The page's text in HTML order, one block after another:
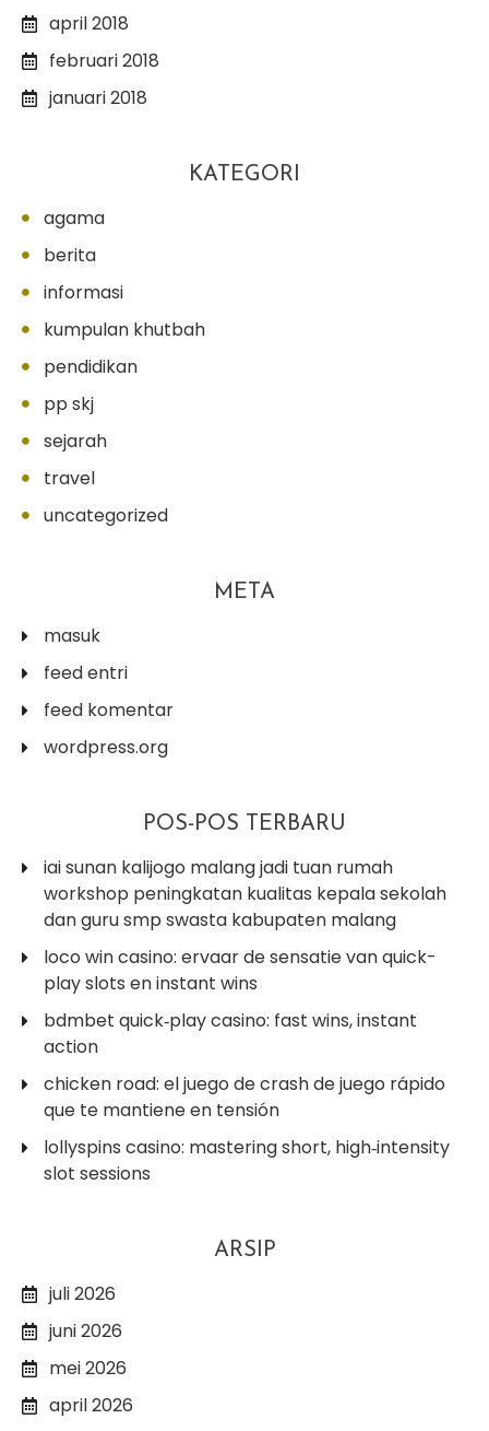
april 2018
februari 2018
januari 2018
KATEGORI
agama
berita
informasi
kumpulan khutbah
pendidikan
pp skj
sejarah
travel
uncategorized
META
masuk
feed entri
feed komentar
wordpress.org
POS-POS TERBARU
iai sunan kalijogo malang jadi tuan rumah
workshop peningkatan kualitas kepala sekolah
dan guru smp swasta kabupaten malang
loco win casino: ervaar de sensatie van quick-
play slots en instant wins
bdmbet quick‑play casino: fast wins, instant
action
chicken road: el juego de crash de juego rápido
que te mantiene en tensión
lollyspins casino: mastering short, high‑intensity
slot sessions
ARSIP
juli 2026
juni 2026
mei 2026
april 2026